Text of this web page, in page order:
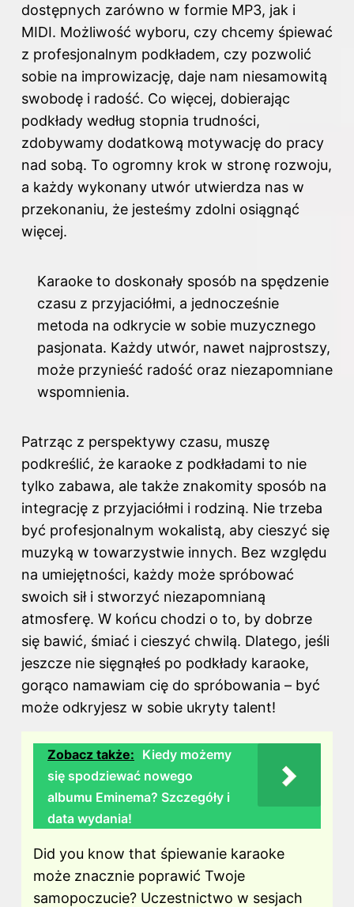
dostępnych zarówno w formie MP3, jak i
MIDI. Możliwość wyboru, czy chcemy śpiewać
z profesjonalnym podkładem, czy pozwolić
sobie na improwizację, daje nam niesamowitą
swobodę i radość. Co więcej, dobierając
podkłady według stopnia trudności,
zdobywamy dodatkową motywację do pracy
nad sobą. To ogromny krok w stronę rozwoju,
a każdy wykonany utwór utwierdza nas w
przekonaniu, że jesteśmy zdolni osiągnąć
więcej.
Karaoke to doskonały sposób na spędzenie
czasu z przyjaciółmi, a jednocześnie
metoda na odkrycie w sobie muzycznego
pasjonata. Każdy utwór, nawet najprostszy,
może przynieść radość oraz niezapomniane
wspomnienia.
Patrząc z perspektywy czasu, muszę
podkreślić, że karaoke z podkładami to nie
tylko zabawa, ale także znakomity sposób na
integrację z przyjaciółmi i rodziną. Nie trzeba
być profesjonalnym wokalistą, aby cieszyć się
muzyką w towarzystwie innych. Bez względu
na umiejętności, każdy może spróbować
swoich sił i stworzyć niezapomnianą
atmosferę. W końcu chodzi o to, by dobrze
się bawić, śmiać i cieszyć chwilą. Dlatego, jeśli
jeszcze nie sięgnąłeś po podkłady karaoke,
gorąco namawiam cię do spróbowania – być
może odkryjesz w sobie ukryty talent!
Zobacz także: Kiedy możemy
się spodziewać nowego
albumu Eminema? Szczegóły i
data wydania!
Did you know that śpiewanie karaoke
może znacznie poprawić Twoje
samopoczucie? Uczestnictwo w sesjach